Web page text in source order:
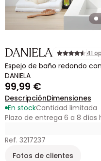
DANIELA 41
Espejo de baño redondo
DANIELA
99,99 €
DescripciónDimensiones
En stockCantidad limitada
Plazo de entrega 6 a 8 días
Ref. 3217237
Fotos de clientes